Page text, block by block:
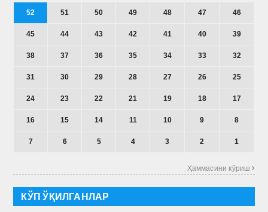
52 51 50 49 48 47 46
45 44 43 42 41 40 39
38 37 36 35 34 33 32
31 30 29 28 27 26 25
24 23 22 21 19 18 17
16 15 14 11 10 9 8
7 6 5 4 3 2 1
Ҳаммасини кўриш 
КЎП ЎҚИЛГАНЛАР